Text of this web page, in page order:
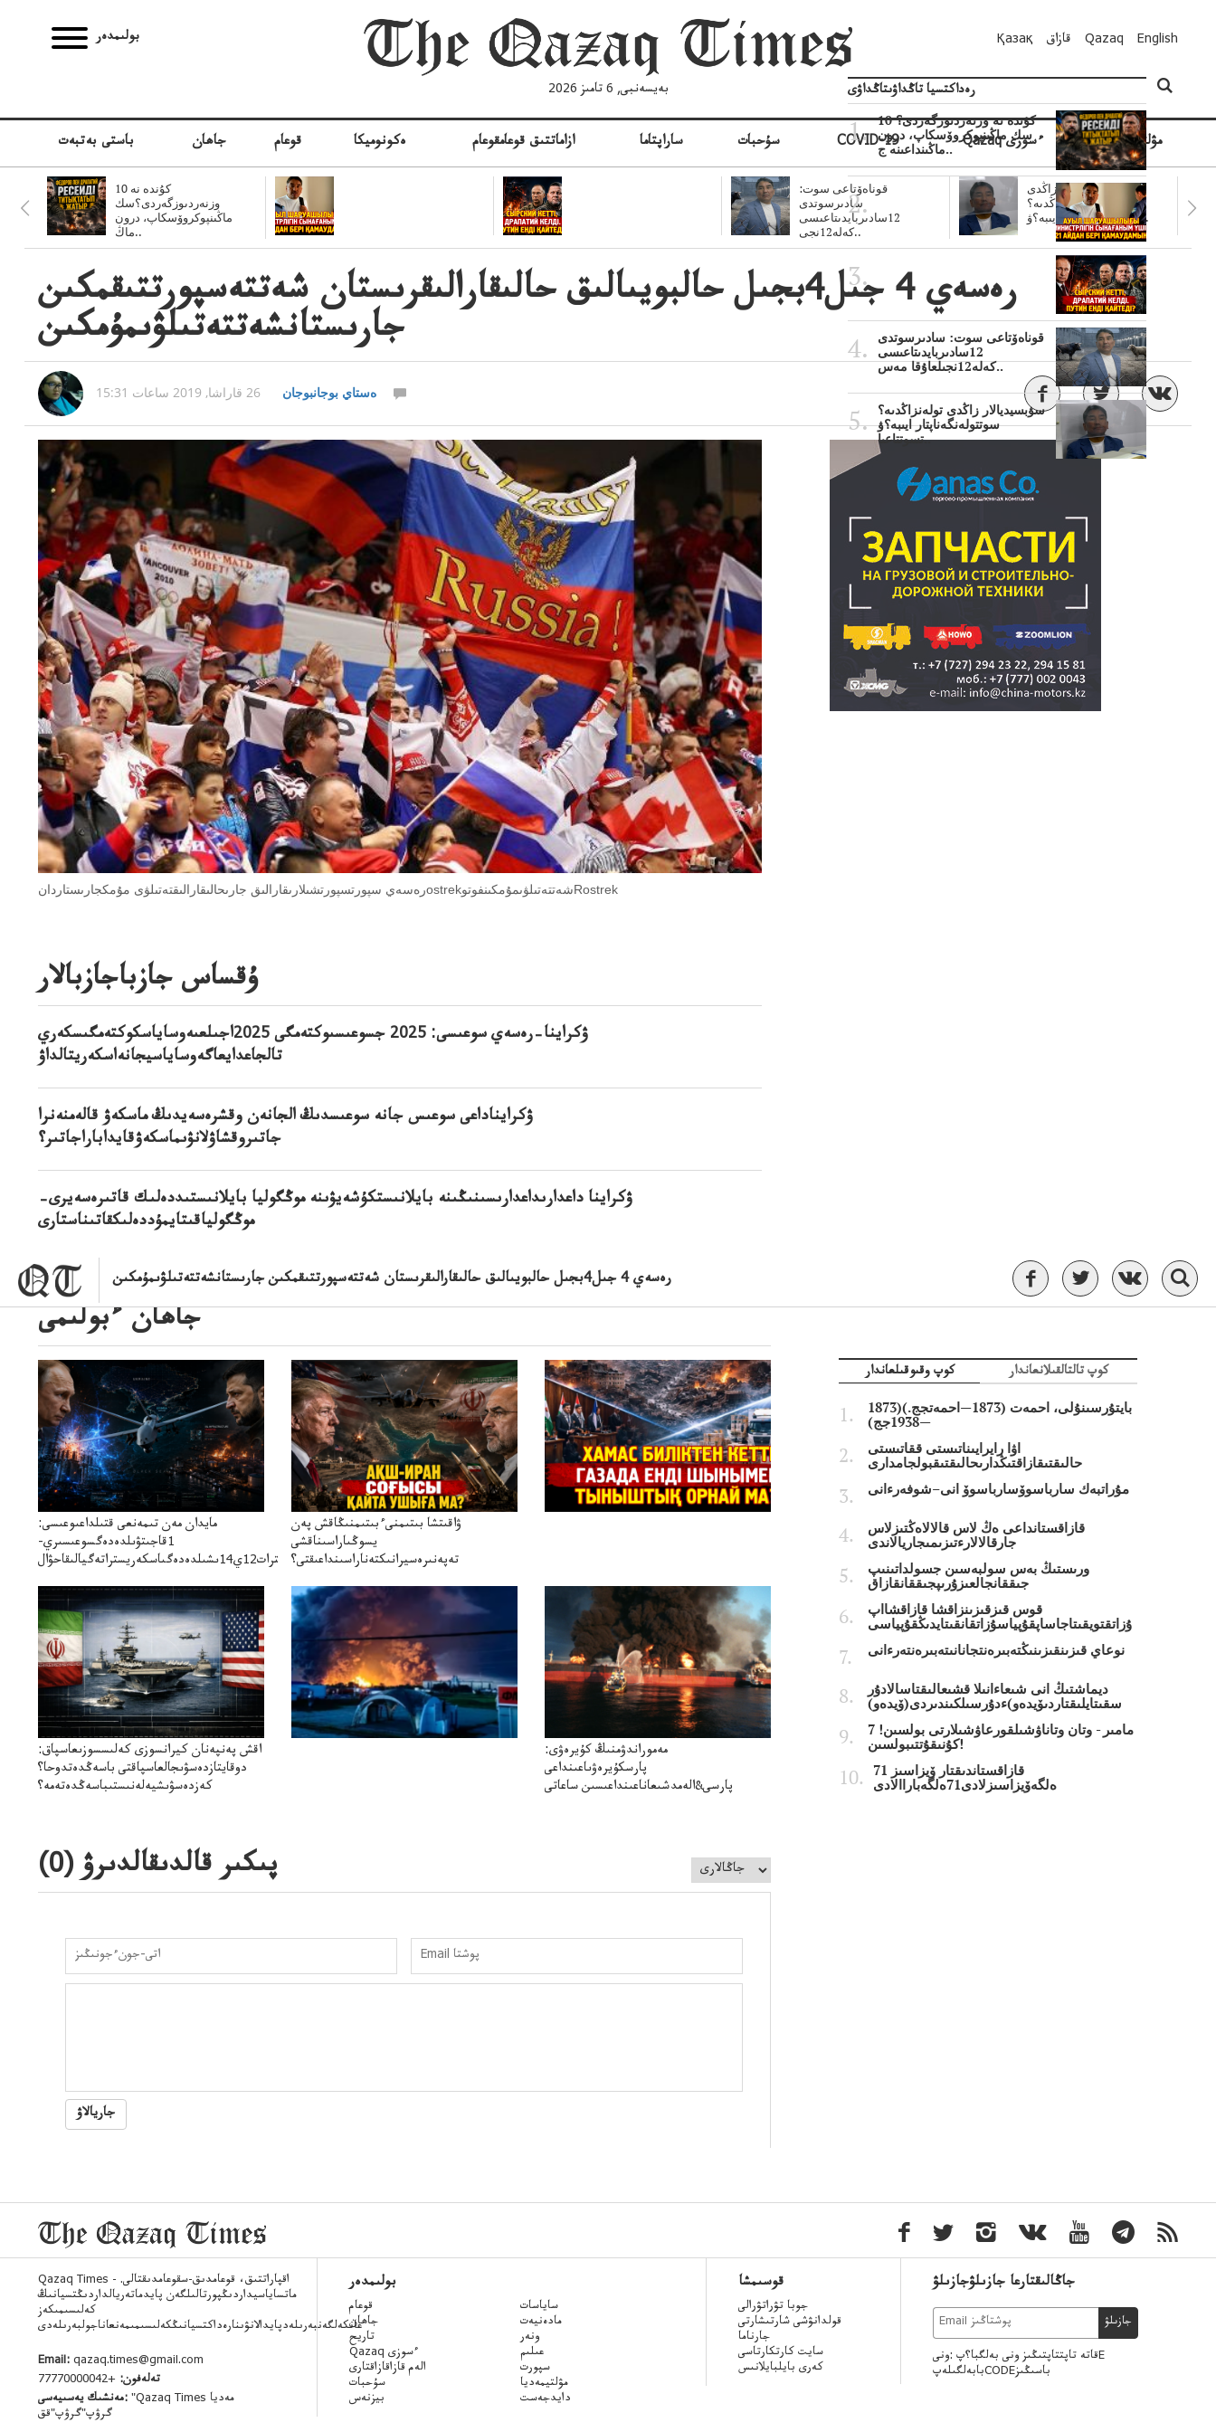
بولىمدەر
بەيسەنبى, 6 تامىز 2026
Қазақ قازاق Qazaq English
باستى بەتبەت جاھان قوعام ەكونوميكا ازاماتتىق قوعامقوعام ساراپتاما سۇحبات COVID-19 Qazaq ءسوزى مۋلتيمەديا
10 كۇندە نە
وزنەردىوزگەردى؟سك
ماڭىنپوكروۆسكاپ، درون
ماڭ..
قوناەۆتاعى سوت:
سادىرسوتدى
12سادىربايدىتاعىسى
كەلە12نجى..
سۋبسيديالار زاڭدى
تولەنزاڭدىە؟
سوتتولەنگەناپتار ايىبە؟ۋ..
رەسەي 4 جىل4بجىل حالبويىالىق حالىقارالىقرىستان شەتتەسپورتتىقمكىن جارىستانشەتتەتىلۋىمۇمكىن
رەسەي 4 جىل4بجىل حالبويىالىق حالىقارالىقرىستان شەتتەسپورتتىقمكىن
جارىستانشەتتەتىلۋىمۇمكىن
ەستاي بوجانبوجان 26 قاراشا, 2019 ساعات 15:31
رەسەي سپورتسپورتشىلارىقارالىق جارىحالىقارالىقتەتىلۋى مۇمكجارىستاردانostrekشەتتەتىلۋىمۇمكىنفوتوRostrek
ۇقساس جازباجازبالار
ۋكراينا–رەسەي سوعىسى: 2025 جسوعىسىوكتەمگى 2025اجىلعىەوساياسكوكتەمگىسكەري
تالجاعدايعاگەوساياسيجانەاسكەريتالداۋ
ۋكرايناداعى سوعىس جانە سوعىسدىڭ الجانەن وقشرەسەيدىڭ ماسكەۋ قالەمنەنرا
جاتىروقشاۋلانۋىماسكەۋقايداباراجاتىر؟
ۋكراينا داعدارىداعدارىسىنىڭىنە بايلانىستكۇشەيۋىنە موڭگوليا بايلانىستىددەلىك قاتىرەسەيرى–
موڭگولياقىتايمۇددەلىكقاتىناستارى
رەداكتسيا تاڭداۋىتاڭداۋى
10 كۇندە نە وزنەردىوزگەردى؟
سك ماڭىنپوكروۆسكاپ، درون
ماڭىنداعىنە ج..
قوناەۆتاعى سوت: سادىرسوتدى
12سادىربايدىتاعىسى
كەلە12نجىلعاۇقا مەس..
سۋبسيديالار زاڭدى تولەنزاڭدىە؟
سوتتولەنگەناپتار ايىبە؟ۋ
تسوتتاعىا..
جاھان ءبولىمى
مايدان مەن تىمەنعى قتىلداعىوعىسى:
1قاجىتۋىلدەدەگسوعىسىري-
سترات12ي14ىشىلدەدەگىاسكەريستراتەگيالىقاحۋال
ۋاقىتشا بىتىمنىءبىتىمنىڭاقش پەن
يسوڭىاراسىناقشى
تەپەنىرەسيرانىكتەناراسىنداعىقتى؟
اقش پەنپەنان كيرانسوزى كەلىسسوزىعاسپاق:
دوقايتازدەسۋىجالعاسپاقتى باسەڭدەتدوحا؟
كەزدەسۋىشيەلەنىستىباسەڭدەتەمە؟
مەموراندۋمنىڭ كۇيرەۋى:
پارسكۇيرەۋىاعىنداعى
پارسى&الەمدشىعاناعىنداعىسىن ساعاتى
پىكىر قالدىقالدىرۋ (0
)
جاريالاۋ
كوپ وقىوقىلعاندار كوپ تالتالقىلانعاندار
بايتۇرسىنۇلى، احمەت (1873—احمەتجج.)(1873
—1938جج)
اۋا رايرايىناتىستى ققاتىستى
حالىقتىقازاقتىڭدارىحالىقتىقبولجامدارى
مۇراتبەك سارباسوۆسارباسوۆ انى–شوفەرءانى
قازاقستانداعى ەڭ لاس قالالاەڭتىزلاس
جارقالالارءتىزىمىجاريالاندى
ورىستىڭ بەس سولبەسىن جسولداتىنىپ
جىققانجالعىزۇرىپجىققانقازاق
قوس قىزقىزىنزاقشا قازاقشااپ
ۇزاتقتويقىتاجاساپقۇپياسۇزاتقانقىتايدىڭقۇپياسى
نوعاي قىزىنقىزىنىڭتەبىرەنتجانانىتەبىرەنتەرءانى
ديماشتىڭ انى شىعاءانىلا قشىعالىقتاسالادۇر
سقىتايلىقتاردىۆيدەو)ءدۇرسىلكىندىردى(ۆيدەو)
7 مامىر - وتان وتاناۋشىلقورعاۋشىلارتى بولسىن!
كۇنىقۇتتىبولسىن!
قازاقستاندىقتار ۆيزاسىز 71
ەلگەۆيزاسىزلادى71ەلگەباراالادى
Qazaq Times - اقپاراتتىق، قوعامدىق-سقوعامدىقتالى.
ماتساياسيداردىڭپورتالىلگەن پايدماتەريالداردىڭتسيانىڭ
كەلىسىمىكەز
عانكەلگەنبەرىلەدپايدالانۋىنارەداكتسيانىڭكەلىسىمىمەنعاناجولبەرىلەدى
Email: qazaq.times@gmail.com
تەلەفون: +77770000042
مەنشىك يەسىيەسى: "Qazaq Times مەديا
گرۋپ"گرۋپ"قق
بولىمدەر
قوعام
جاھان
تاريح
Qazaq ءسوزى
الەم قازاقازاقتارى
سۇحبات
بيزنەس
ساياسات
مادەنيەت
ونەر
عىلىم
سپورت
مۋلتيمەديا
دايدجەست
قوسىمشا
جوبا تۋراتۋرالى
قولدانۋشى شارتىشارتى
جارناما
سايت كارتكارتاسى
كەرى بايلبايلانىس
جاڭالىقتارعا جازىلۋجازىلۋ
جازىلۋ
قاتە تاپتتاپتىڭىز ونى بەلگبا؟پ :ونىE
بابەلگىلەپCODEباسىڭىز